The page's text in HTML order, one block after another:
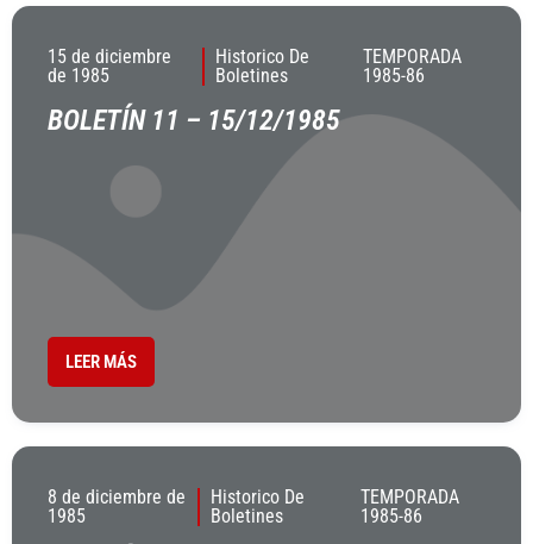
15 de diciembre
de 1985
Historico De
Boletines
TEMPORADA
1985-86
BOLETÍN 11 – 15/12/1985
LEER MÁS
8 de diciembre de
1985
Historico De
Boletines
TEMPORADA
1985-86